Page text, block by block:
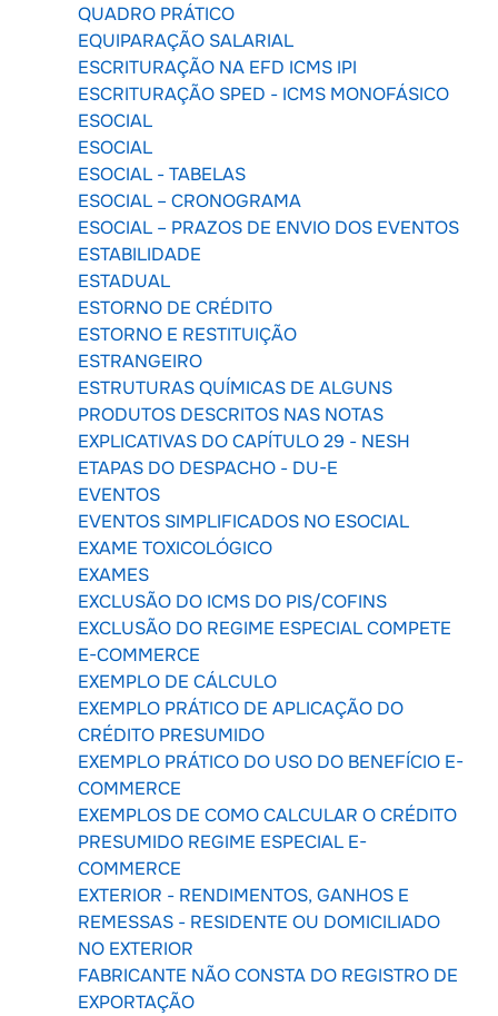
QUADRO PRÁTICO
EQUIPARAÇÃO SALARIAL
ESCRITURAÇÃO NA EFD ICMS IPI
ESCRITURAÇÃO SPED - ICMS MONOFÁSICO
ESOCIAL
ESOCIAL
ESOCIAL - TABELAS
ESOCIAL – CRONOGRAMA
ESOCIAL – PRAZOS DE ENVIO DOS EVENTOS
ESTABILIDADE
ESTADUAL
ESTORNO DE CRÉDITO
ESTORNO E RESTITUIÇÃO
ESTRANGEIRO
ESTRUTURAS QUÍMICAS DE ALGUNS
PRODUTOS DESCRITOS NAS NOTAS
EXPLICATIVAS DO CAPÍTULO 29 - NESH
ETAPAS DO DESPACHO - DU-E
EVENTOS
EVENTOS SIMPLIFICADOS NO ESOCIAL
EXAME TOXICOLÓGICO
EXAMES
EXCLUSÃO DO ICMS DO PIS/COFINS
EXCLUSÃO DO REGIME ESPECIAL COMPETE
E-COMMERCE
EXEMPLO DE CÁLCULO
EXEMPLO PRÁTICO DE APLICAÇÃO DO
CRÉDITO PRESUMIDO
EXEMPLO PRÁTICO DO USO DO BENEFÍCIO E-
COMMERCE
EXEMPLOS DE COMO CALCULAR O CRÉDITO
PRESUMIDO REGIME ESPECIAL E-
COMMERCE
EXTERIOR - RENDIMENTOS, GANHOS E
REMESSAS - RESIDENTE OU DOMICILIADO
NO EXTERIOR
FABRICANTE NÃO CONSTA DO REGISTRO DE
EXPORTAÇÃO